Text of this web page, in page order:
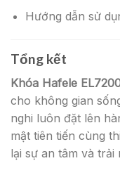
Hướng dẫn sử
Tổng kết
Khóa Hafele
cho không gian
nghi luôn đặt lên
mật tiên tiến cùng
lại sự an tâm và trải